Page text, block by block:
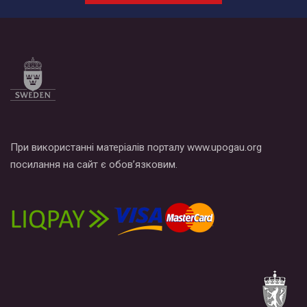
При використанні матеріалів порталу www.upogau.org
посилання на сайт є обов’язковим.